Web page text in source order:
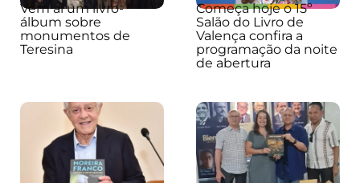
Vem aí um livro-
álbum sobre
monumentos de
Teresina
Começa hoje o 15º
Salão do Livro de
Valença confira a
programação da noite
de abertura